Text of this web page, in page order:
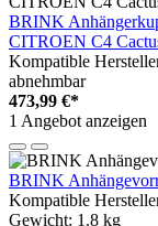
BRINK
CITROEN C4
Kompatible
abnehmbar
473,99 €*
1 Angebot anzeigen
BRINK
Kompatible
Gewicht: 1.8 kg